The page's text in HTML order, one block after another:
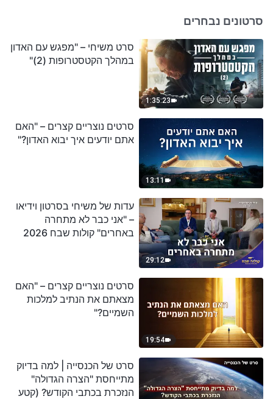
סרטונים נבחרים
1:35:23
סרט משיחי – "מפגש עם האדון
במהלך הקטסטרופות (2)"
13:11
סרטים נוצריים קצרים – "האם
אתם יודעים איך יבוא האדון?"
29:12
עדות של משיחי בסרטון וידיאו
– "אני כבר לא מתחרה
באחרים" קולות שבח 2026
19:54
סרטים נוצריים קצרים – "האם
מצאתם את הנתיב למלכות
השמיים?"
סרט של הכנסייה | למה בדיוק
מתייחסת "הצרה הגדולה"
הנזכרת בכתבי הקודש? (קטע